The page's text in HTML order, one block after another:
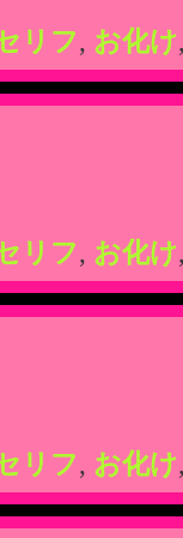
リフ, お化け
リフ, お化け
リフ, お化け